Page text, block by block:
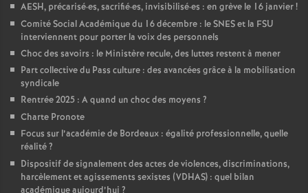
AESH, précarisé·es, sacrifié·es, invisibilisé·es : en grève le 16 janvier!
Comité Social Académique du 16 décembre : le SNES et la FSU
interviennent pour porter la voix des personnels
Choc des savoirs : le Ministère recule, des luttes restent à mener
Part collective du Pass culture : des avancées grâce à la mobilisation
syndicale
Rentrée 2025 : A quand un choc des moyens ?
Charte Pronote
Focus sur l’académie de Bordeaux : égalité professionnelle, quelle
réalité?
Dispositif de signalement des actes de violences, discriminations,
harcèlement et agissements sexistes (VDHAS) : quel bilan